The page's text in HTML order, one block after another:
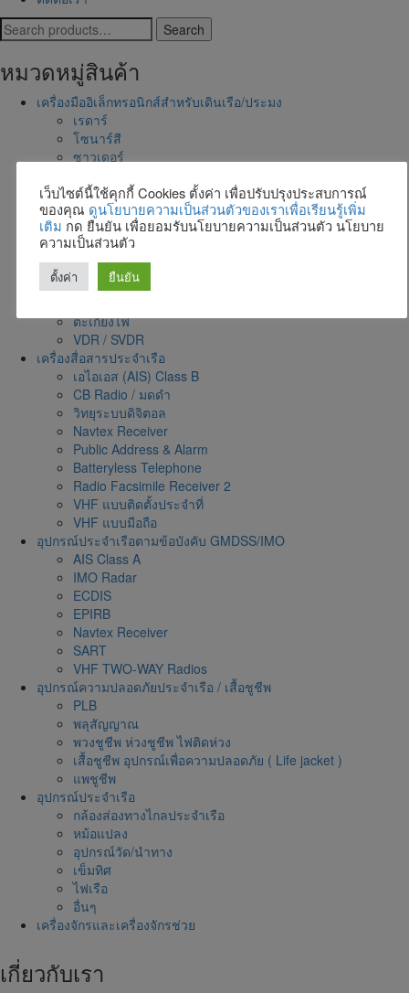
Search
for:
Search
หมวดหมู่สินค้า
เครื่องมืออิเล็กทรอนิกส์สำหรับเดินเรือ/ประมง
เรดาร์
โซนาร์สี
ซาวเดอร์
เอไอเอส (AIS) Class A
เอไอเอส (AIS) Class B
Autopilot
ECDIS
Gyrocompass
Radio Facsimile Receiver
ตะเกียงไฟ
VDR / SVDR
เครื่องสื่อสารประจำเรือ
เอไอเอส (AIS) Class B
CB Radio / มดดำ
วิทยุระบบดิจิตอล
Navtex Receiver
Public Address & Alarm
Batteryless Telephone
Radio Facsimile Receiver 2
VHF แบบติดตั้งประจำที่
VHF แบบมือถือ
อุปกรณ์ประจำเรือตามข้อบังคับ GMDSS/IMO
AIS Class A
IMO Radar
ECDIS
EPIRB
Navtex Receiver
SART
VHF TWO-WAY Radios
อุปกรณ์ความปลอดภัยประจำเรือ / เสื้อชูชีพ
PLB
พลุสัญญาณ
พวงชูชีพ ห่วงชูชีพ ไฟติดห่วง
เสื้อชูชีพ อุปกรณ์เพื่อความปลอดภัย ( Life jacket )
แพชูชีพ
อุปกรณ์ประจำเรือ
กล้องส่องทางไกลประจำเรือ
หม้อแปลง
อุปกรณ์วัด/นำทาง
เข็มทิศ
ไฟเรือ
อื่นๆ
เครื่องจักรและเครื่องจักรช่วย
เกี่ยวกับเรา
เว็บไซต์นี้ใช้คุกกี้ Cookies ตั้งค่า เพื่อปรับปรุงประสบการณ์
ของคุณ ดูนโยบายความเป็นส่วนตัวของเราเพื่อเรียนรู้เพิ่ม
เติม กด ยืนยัน เพื่อยอมรับนโยบายความเป็นส่วนตัว นโยบาย
ความเป็นส่วนตัว
ตั้งค่า ยืนยัน